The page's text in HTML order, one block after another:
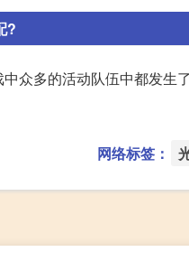
?
众多的活动队伍中都发
网络标签：